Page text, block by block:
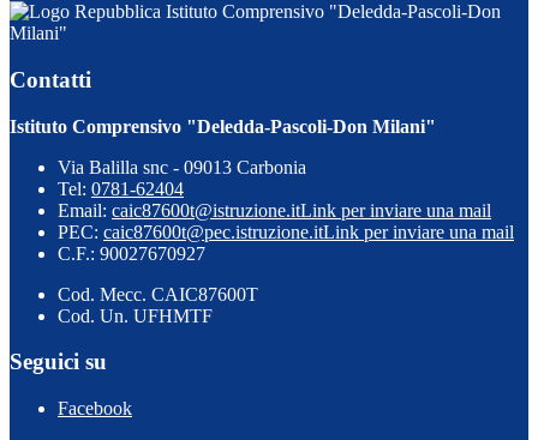
Istituto Comprensivo "Deledda-Pascoli-Don
Milani"
Contatti
Istituto Comprensivo "Deledda-Pascoli-Don Milani"
Via Balilla snc - 09013 Carbonia
Tel: 0781-62404
Email: caic87600t@istruzione.itLink per inviare una mail
PEC: caic87600t@pec.istruzione.itLink per inviare una mail
C.F.: 90027670927
Cod. Mecc. CAIC87600T
Cod. Un. UFHMTF
Seguici su
Facebook